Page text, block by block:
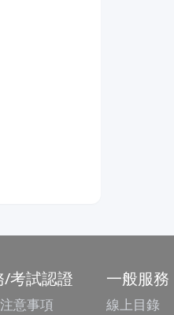
/考試認證
意事項
一般服務
線上目錄